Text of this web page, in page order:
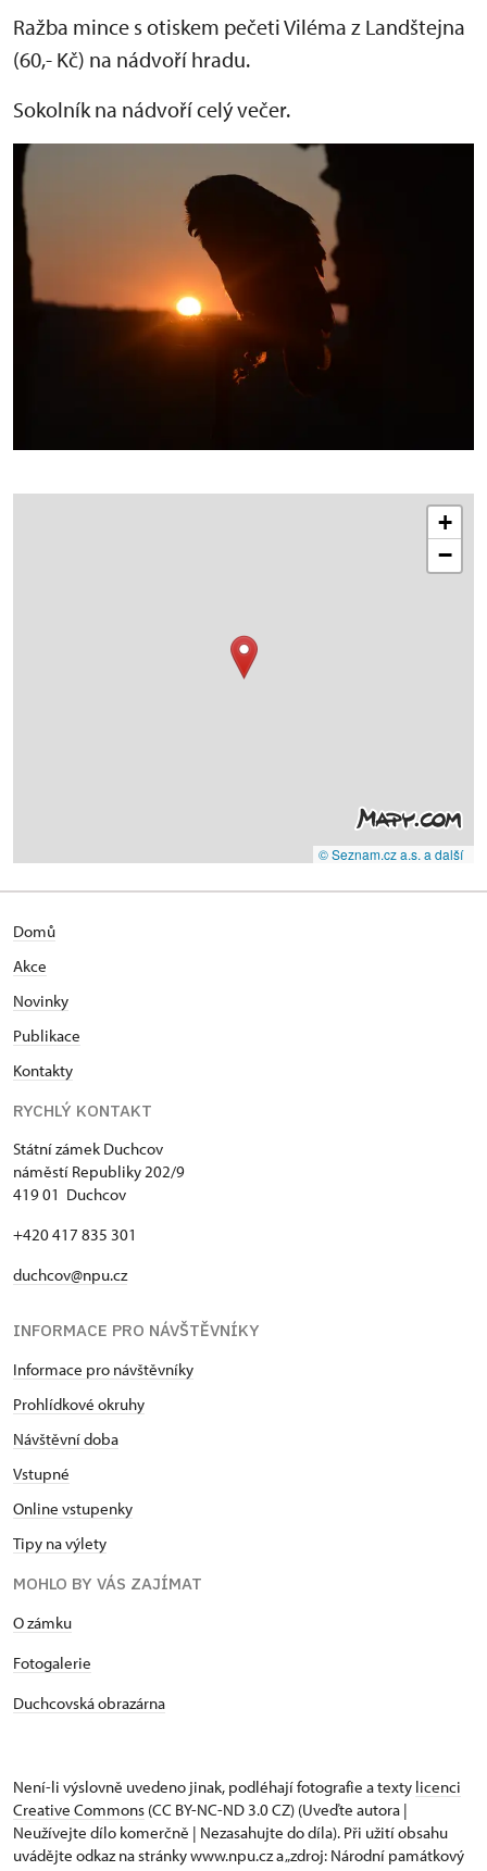
Ražba mince s otiskem pečeti Viléma z Landštejna
(60,- Kč) na nádvoří hradu.
Sokolník na nádvoří celý večer.
+
−
© Seznam.cz a.s. a další
Domů
Akce
Novinky
Publikace
Kontakty
RYCHLÝ KONTAKT
Státní zámek Duchcov
náměstí Republiky 202/9
419 01 Duchcov
+420 417 835 301
duchcov@npu.cz
INFORMACE PRO NÁVŠTĚVNÍKY
Informace pro návštěvníky
Prohlídkové okruhy
Návštěvní doba
Vstupné
Online vstupenky
Tipy na výlety
MOHLO BY VÁS ZAJÍMAT
O zámku
Fotogalerie
Duchcovská obrazárna
Není-li výslovně uvedeno jinak, podléhají fotografie a texty licenci
Creative Commons (CC BY-NC-ND 3.0 CZ) (Uveďte autora |
Neužívejte dílo komerčně | Nezasahujte do díla). Při užití obsahu
uvádějte odkaz na stránky www.npu.cz a „zdroj: Národní památkový